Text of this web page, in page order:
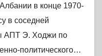
в конце 1970-
в соседней
АПТ Э. Ходжи по
политического…